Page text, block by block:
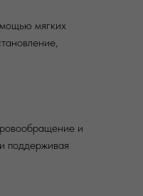
мягких
и
поддерживая